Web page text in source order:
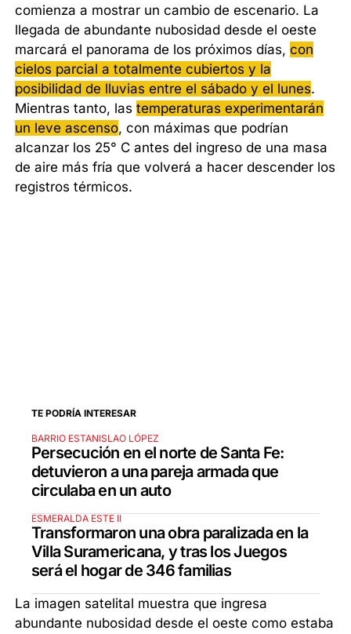
comienza a mostrar un cambio de escenario. La
llegada de abundante nubosidad desde el oeste
marcará el panorama de los próximos días,con
cielos parcial a totalmente cubiertos y la
posibilidad de lluvias entre el sábado y el lunes.
Mientras tanto, lastemperaturas experimentarán
un leve ascenso, con máximas que podrían
alcanzar los 25° C antes del ingreso de una masa
de aire más fría que volverá a hacer descender los
registros térmicos.
TE PODRÍA INTERESAR
BARRIO ESTANISLAO LÓPEZ
Persecución en el norte de Santa Fe:
detuvieron a una pareja armada que
circulaba en un auto
ESMERALDA ESTE II
Transformaron una obra paralizada en la
Villa Suramericana, y tras los Juegos
será el hogar de 346 familias
La imagen satelital muestra que ingresa
abundante nubosidad desde el oeste como estaba